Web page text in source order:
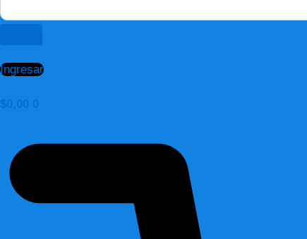
Ingresar
$0,00 0